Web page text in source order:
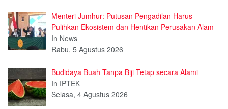
Menteri Jumhur: Putusan Pengadilan Harus
Pulihkan Ekosistem dan Hentikan Perusakan Alam
In News
Rabu, 5 Agustus 2026
Budidaya Buah Tanpa Biji Tetap secara Alami
In IPTEK
Selasa, 4 Agustus 2026